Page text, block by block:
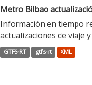
Metro Bilbao
Información en tiempo
actualizaciones de viaje
GTFS-RT gtfs-rt XML